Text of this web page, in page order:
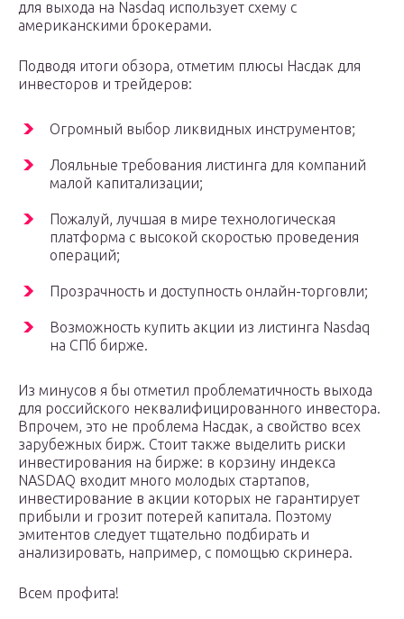
для выхода на Nasdaq использует схему с
американскими брокерами.
Подводя итоги обзора, отметим плюсы Насдак для
инвесторов и трейдеров:
Огромный выбор ликвидных инструментов;
Лояльные требования листинга для компаний
малой капитализации;
Пожалуй, лучшая в мире технологическая
платформа с высокой скоростью проведения
операций;
Прозрачность и доступность онлайн-торговли;
Возможность купить акции из листинга Nasdaq
на СПб бирже.
Из минусов я бы отметил проблематичность выхода
для российского неквалифицированного инвестора.
Впрочем, это не проблема Насдак, а свойство всех
зарубежных бирж. Стоит также выделить риски
инвестирования на бирже: в корзину индекса
NASDAQ входит много молодых стартапов,
инвестирование в акции которых не гарантирует
прибыли и грозит потерей капитала. Поэтому
эмитентов следует тщательно подбирать и
анализировать, например, с помощью скринера.
Всем профита!